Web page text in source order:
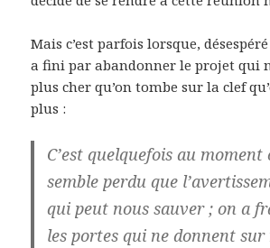
Mais c’est parfois lorsque,
a fini par abandonner le projet qui
plus cher qu’on tombe sur la clef
plus :
C’est quelquefois au
semble perdu que
qui peut nous sauver ; on a
les portes qui ne donnent